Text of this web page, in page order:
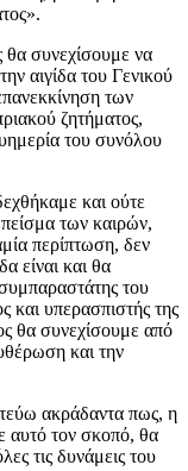
συνεχίσουμε να
αιγίδα του Γενικού
των
ζητήματος,
του συνόλου
και ούτε
των καιρών,
περίπτωση, δεν
είναι και θα
του
υπερασπιστής της
θα συνεχίσουμε από
και την
ακράδαντα πως, η
αυτό τον σκοπό, θα
τις δυνάμεις του